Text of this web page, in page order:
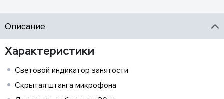
Описание
Характеристики
Световой индикатор занятости
Скрытая штанга микрофона